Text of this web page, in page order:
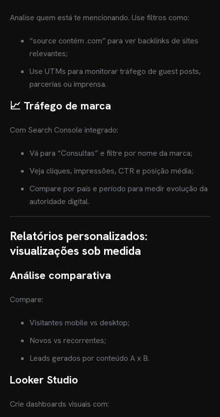
MIM
Analise quem está te mencionando. Use filtros como:
“source contém .com” para ver backlinks de sites
relevantes;
Use UTMs para monitorar tráfego de guest posts,
parcerias ou imprensa.
📈 Tráfego de marca
Com Search Console integrado:
Vá para “Consultas” e filtre por nome da marca;
Veja cliques, impressões, CTR e posição média;
Compare por país e período para medir evolução da
autoridade digital.
Relatórios personalizados:
visualizações sob medida
Análise comparativa
Compare:
Visitantes mobile vs desktop;
Novos vs recorrentes;
Leads gerados por conteúdo A x B.
Looker Studio
Crie dashboards visuais com: